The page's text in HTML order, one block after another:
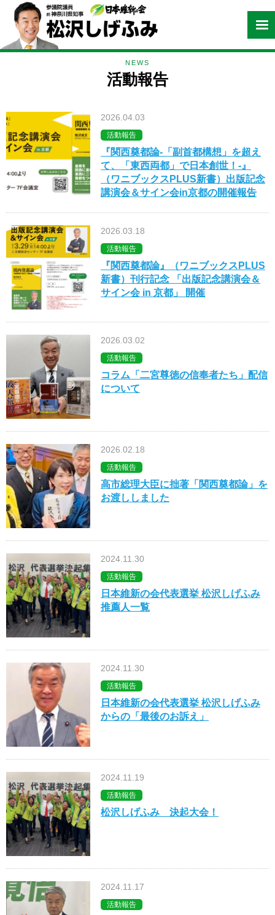
NEWS
活動報告
2026.04.03
活動報告
『関西奠都論-「副首都構想」を超え
て、「東西両都」で日本創世！-』
（ワニブックスPLUS新書）出版記念
講演会＆サイン会in京都の開催報告
2026.03.18
活動報告
『関西奠都論』（ワニブックスPLUS
新書）刊行記念 「出版記念講演会＆
サイン会 in 京都」 開催
2026.03.02
活動報告
コラム「二宮尊徳の信奉者たち」配信
について
2026.02.18
活動報告
高市総理大臣に拙著「関西奠都論」を
お渡ししました
2024.11.30
活動報告
日本維新の会代表選挙 松沢しげふみ
推薦人一覧
2024.11.30
活動報告
日本維新の会代表選挙 松沢しげふみ
からの「最後のお訴え」
2024.11.19
活動報告
松沢しげふみ 決起大会！
2024.11.17
活動報告